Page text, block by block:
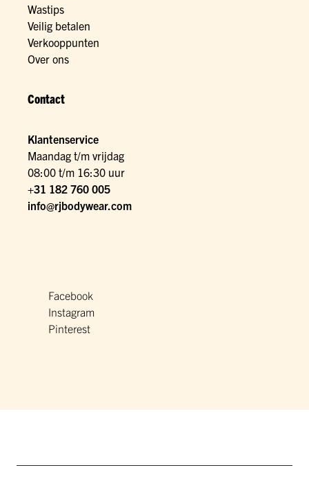
Wastips
Veilig betalen
Verkooppunten
Over ons
Contact
Klantenservice
Maandag t/m vrijdag
08:00 t/m 16:30 uur
+31 182 760 005
info@rjbodywear.com
Facebook
Instagram
Pinterest